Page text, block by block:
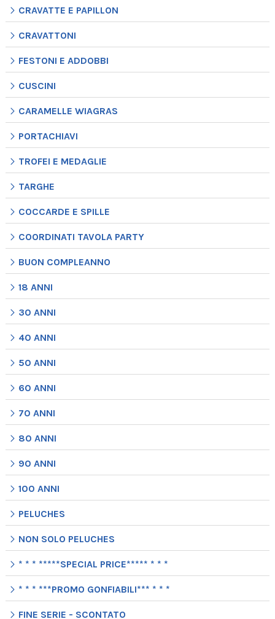
CRAVATTE E PAPILLON
CRAVATTONI
FESTONI E ADDOBBI
CUSCINI
CARAMELLE WIAGRAS
PORTACHIAVI
TROFEI E MEDAGLIE
TARGHE
COCCARDE E SPILLE
COORDINATI TAVOLA PARTY
BUON COMPLEANNO
18 ANNI
30 ANNI
40 ANNI
50 ANNI
60 ANNI
70 ANNI
80 ANNI
90 ANNI
100 ANNI
PELUCHES
NON SOLO PELUCHES
* * * *****SPECIAL PRICE***** * * *
* * * ***PROMO GONFIABILI*** * * *
FINE SERIE - SCONTATO